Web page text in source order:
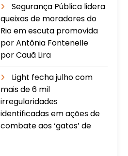
​Segurança Pública lidera
queixas de moradores do
Rio em escuta promovida
por Antônia Fontenelle
por Cauã Lira
Light fecha julho com
mais de 6 mil
irregularidades
identificadas em ações de
combate aos ‘gatos’ de